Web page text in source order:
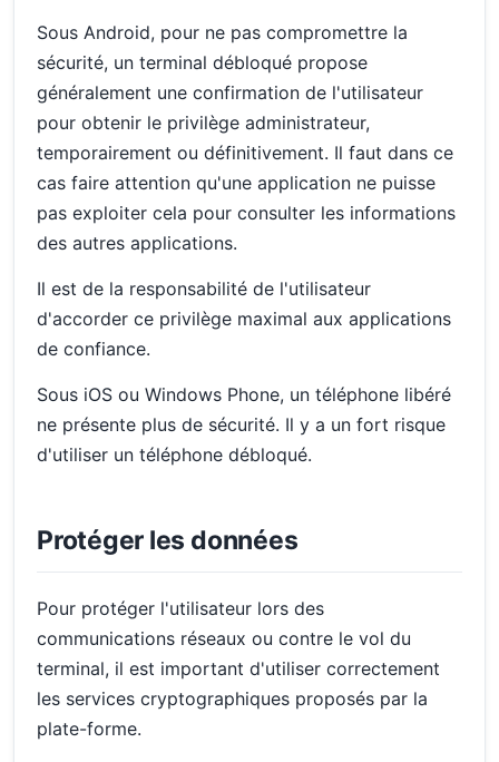
Sous Android, pour ne pas compromettre la
sécurité, un terminal débloqué propose
généralement une confirmation de l'utilisateur
pour obtenir le privilège administrateur,
temporairement ou définitivement. Il faut dans ce
cas faire attention qu'une application ne puisse
pas exploiter cela pour consulter les informations
des autres applications.
Il est de la responsabilité de l'utilisateur
d'accorder ce privilège maximal aux applications
de confiance.
Sous iOS ou Windows Phone, un téléphone libéré
ne présente plus de sécurité. Il y a un fort risque
d'utiliser un téléphone débloqué.
Protéger les données
Pour protéger l'utilisateur lors des
communications réseaux ou contre le vol du
terminal, il est important d'utiliser correctement
les services cryptographiques proposés par la
plate-forme.